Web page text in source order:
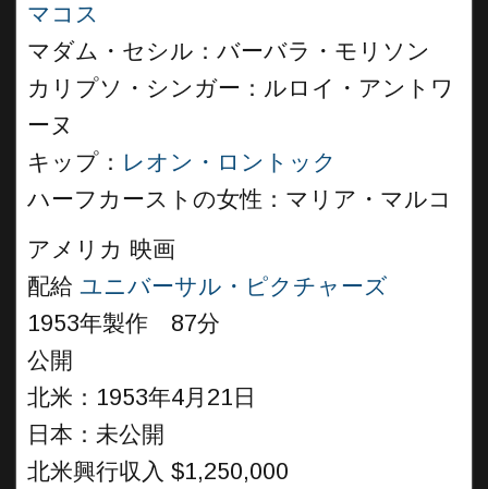
マコス
マダム・セシル：バーバラ・モリソン
カリプソ・シンガー：ルロイ・アントワ
ーヌ
キップ： レオン・ロントック
ハーフカーストの女性：マリア・マルコ
アメリカ 映画
配給 ユニバーサル・ピクチャーズ
1953年製作 87分
公開
北米：1953年4月21日
日本：未公開
北米興行収入 $1,250,000